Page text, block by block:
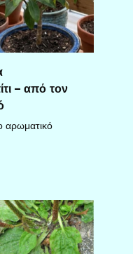
– από τον
αρωματικό